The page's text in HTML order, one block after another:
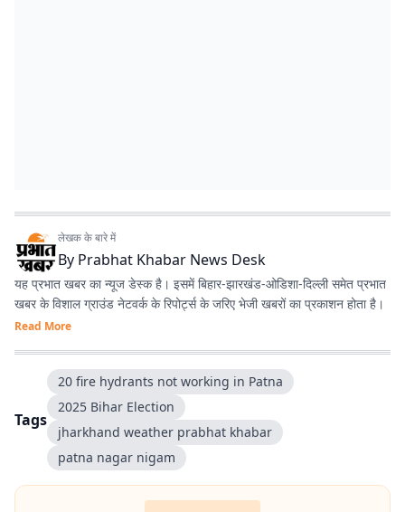
लेखक के बारे में
By Prabhat Khabar News Desk
यह प्रभात खबर का न्यूज डेस्क है। इसमें बिहार-झारखंड-ओडिशा-दिल्‍ली समेत प्रभात
खबर के विशाल ग्राउंड नेटवर्क के रिपोर्ट्स के जरिए भेजी खबरों का प्रकाशन होता है।
Read More
Tags
20 fire hydrants not working in Patna
2025 Bihar Election
jharkhand weather prabhat khabar
patna nagar nigam